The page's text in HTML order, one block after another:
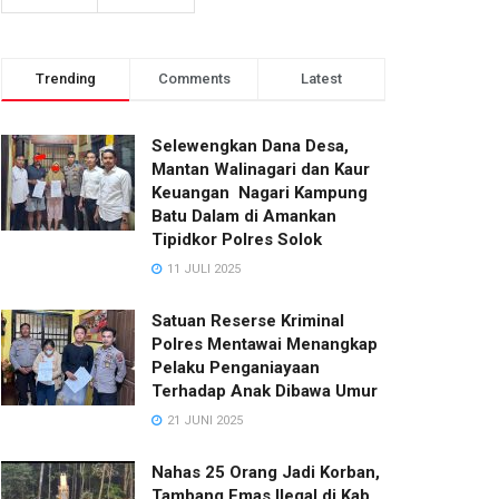
Trending Comments Latest
Selewengkan Dana Desa,
Mantan Walinagari dan Kaur
Keuangan Nagari Kampung
Batu Dalam di Amankan
Tipidkor Polres Solok
11 JULI 2025
Satuan Reserse Kriminal
Polres Mentawai Menangkap
Pelaku Penganiayaan
Terhadap Anak Dibawa Umur
21 JUNI 2025
Nahas 25 Orang Jadi Korban,